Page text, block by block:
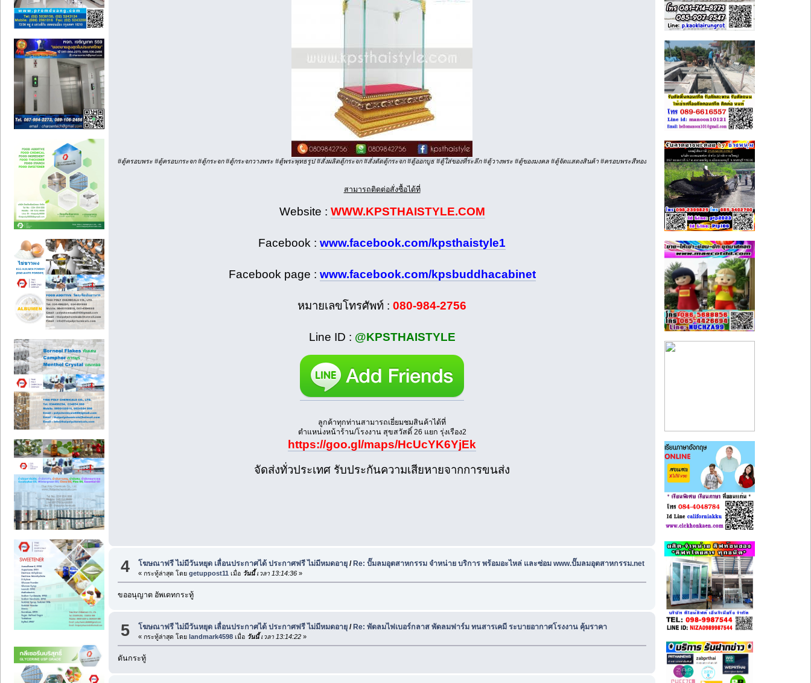
#ตู้ครอบพระ #ตู้ครอบกระจก #ตู้กระจก #ตู้กระจกวางพระ #ตู้พระพุทธรูป #สั่งผลิตตู้กระจก #สั่งตัดตู้กระจก #ตู้ออกบูธ #ตู้ใส่ของที่ระลึก #ตู้วางพระ #ตู้ของมงคล #ตู้จัดแสดงสินค้า #ครอบพระสีทอง
สามารถติดต่อสั่งซื้อได้ที่
Website : WWW.KPSTHAISTYLE.COM
Facebook : www.facebook.com/kpsthaistyle1
Facebook page : www.facebook.com/kpsbuddhacabinet
หมายเลขโทรศัพท์ : 080-984-2756
Line ID : @KPSTHAISTYLE
ลูกค้าทุกท่านสามารถเยี่ยมชมสินค้าได้ที่
ตำแหน่งหน้าร้าน/โรงงาน สุขสวัสดิ์ 26 แยก รุ่งเรือง2
https://goo.gl/maps/HcUcYK6YjEk
จัดส่งทั่วประเทศ รับประกันความเสียหายจากการขนส่ง
4 โฆษณาฟรี ไม่มีวันหยุด เลื่อนประกาศได้ ประกาศฟรี ไม่มีหมดอายุ /Re: ปั๊มลมอุตสาหกรรม จำหน่าย บริการ พร้อมอะไหล่ และซ่อม www.ปั๊มลมอุตสาหกรรม.net
« กระทู้ล่าสุด โดยgetuppost11 เมื่อ วันนี้เวลา 13:14:36 »
ขออนุญาต อัพเดทกระทู้
5 โฆษณาฟรี ไม่มีวันหยุด เลื่อนประกาศได้ ประกาศฟรี ไม่มีหมดอายุ / Re: พัดลมไฟเบอร์กลาส พัดลมฟาร์ม ทนสารเคมี ระบายอากาศโรงงาน คุ้มราคา
« กระทู้ล่าสุด โดยlandmark4598 เมื่อ วันนี้เวลา 13:14:22 »
ดันกระทู้